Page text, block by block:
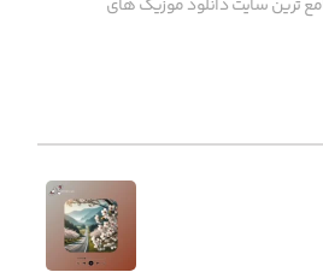
ترین سایت دانلود موزیک های